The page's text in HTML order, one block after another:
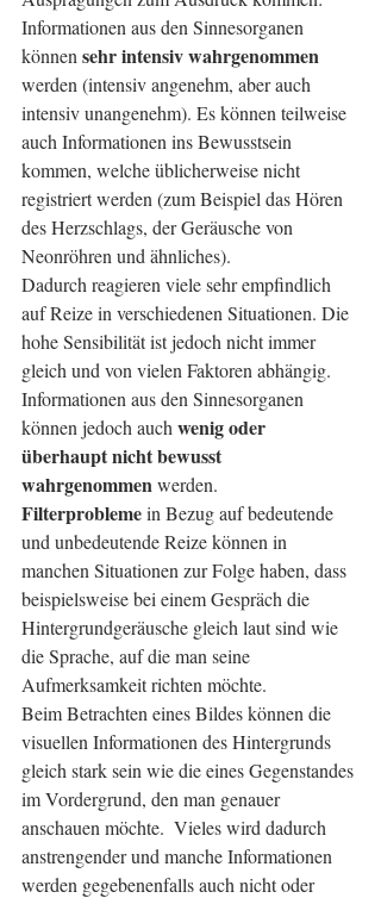
Informationen aus den Sinnesorganen
können sehr intensiv wahrgenommen
werden (intensiv angenehm, aber auch
intensiv unangenehm). Es können teilweise
auch Informationen ins Bewusstsein
kommen, welche üblicherweise nicht
registriert werden (zum Beispiel das Hören
des Herzschlags, der Geräusche von
Neonröhren und ähnliches).
Dadurch reagieren viele sehr empfindlich
auf Reize in verschiedenen Situationen. Die
hohe Sensibilität ist jedoch nicht immer
gleich und von vielen Faktoren abhängig.
Informationen aus den Sinnesorganen
können jedoch auch wenig oder
überhaupt nicht bewusst
wahrgenommen werden.
Filterprobleme in Bezug auf bedeutende
und unbedeutende Reize können in
manchen Situationen zur Folge haben, dass
beispielsweise bei einem Gespräch die
Hintergrundgeräusche gleich laut sind wie
die Sprache, auf die man seine
Aufmerksamkeit richten möchte.
Beim Betrachten eines Bildes können die
visuellen Informationen des Hintergrunds
gleich stark sein wie die eines Gegenstandes
im Vordergrund, den man genauer
anschauen möchte.  Vieles wird dadurch
anstrengender und manche Informationen
werden gegebenenfalls auch nicht oder